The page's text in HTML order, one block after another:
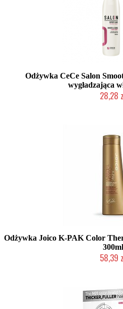
Odżywka CeCe Salon
wygładzająca
28,28
Odżywka Joico K-PAK Color
300ml
58,39